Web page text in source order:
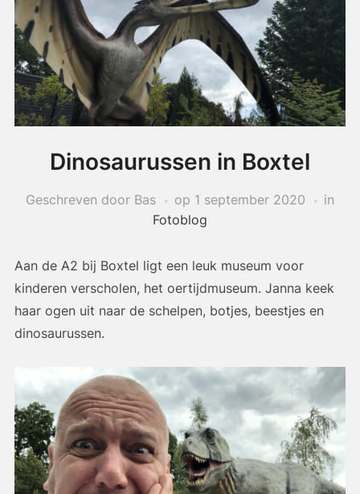
Dinosaurussen in Boxtel
Geschreven door Bas op 1 september 2020
in
Fotoblog
Aan de A2 bij Boxtel ligt een leuk museum voor
kinderen verscholen, het oertijdmuseum. Janna keek
haar ogen uit naar de schelpen, botjes, beestjes en
dinosaurussen.